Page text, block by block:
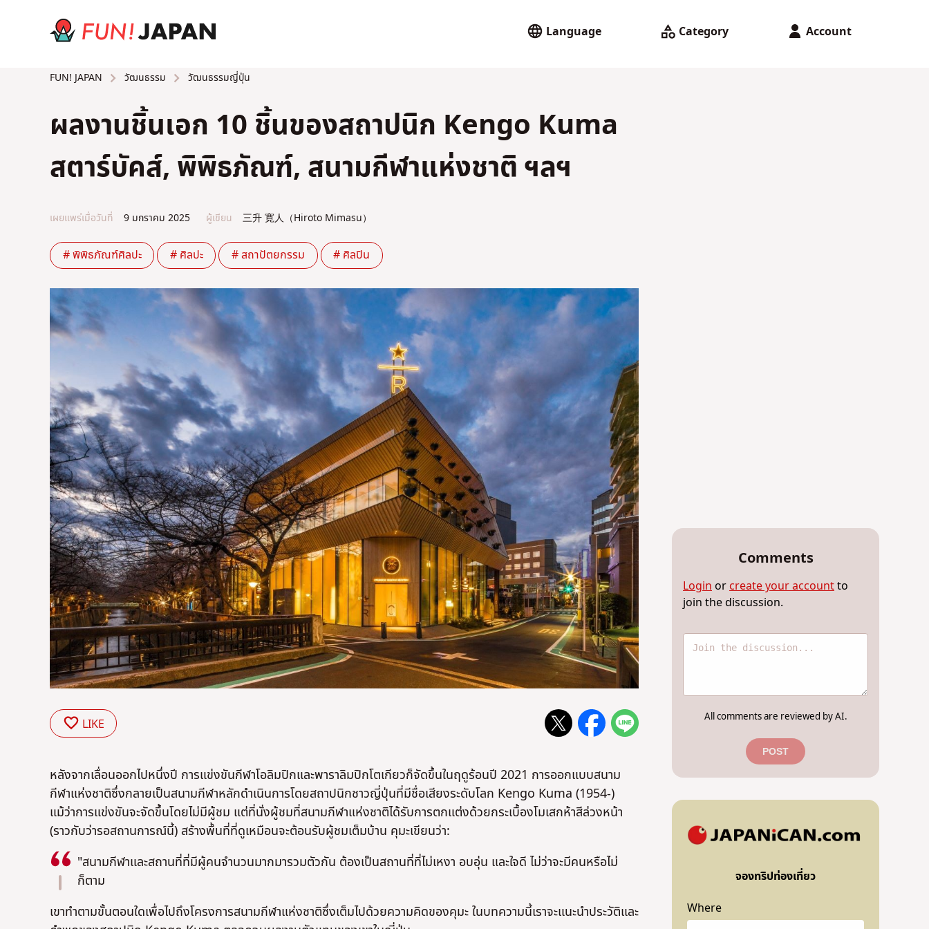
Language Category Account
FUN! JAPAN วัฒนธรรม วัฒนธรรมญี่ปุ่น
ผลงานชิ้นเอก 10 ชิ้นของสถาปนิก Kengo Kuma
สตาร์บัคส์, พิพิธภัณฑ์, สนามกีฬาแห่งชาติ ฯลฯ
เผยแพร่เมื่อวันที่ 9 มกราคม 2025 ผู้เขียน 三升 寛人（Hiroto Mimasu）
# พิพิธภัณฑ์ศิลปะ # ศิลปะ # สถาปัตยกรรม # ศิลปิน
LIKE
หลังจากเลื่อนออกไปหนึ่งปี การแข่งขันกีฬาโอลิมปิกและพาราลิมปิกโตเกียวก็จัดขึ้นในฤดูร้อนปี 2021 การออกแบบสนาม
กีฬาแห่งชาติซึ่งกลายเป็นสนามกีฬาหลักดําเนินการโดยสถาปนิกชาวญี่ปุ่นที่มีชื่อเสียงระดับโลก Kengo Kuma (1954-)
แม้ว่าการแข่งขันจะจัดขึ้นโดยไม่มีผู้ชม แต่ที่นั่งผู้ชมที่สนามกีฬาแห่งชาติได้รับการตกแต่งด้วยกระเบื้องโมเสกห้าสีล่วงหน้า
(ราวกับว่ารอสถานการณ์นี้) สร้างพื้นที่ที่ดูเหมือนจะต้อนรับผู้ชมเต็มบ้าน คุมะเขียนว่า:
"สนามกีฬาและสถานที่ที่มีผู้คนจํานวนมากมารวมตัวกัน ต้องเป็นสถานที่ที่ไม่เหงา อบอุ่น และใจดี ไม่ว่าจะมีคนหรือไม่
ก็ตาม
เขาทําตามขั้นตอนใดเพื่อไปถึงโครงการสนามกีฬาแห่งชาติซึ่งเต็มไปด้วยความคิดของคุมะ ในบทความนี้เราจะแนะนําประวัติและ
Comments
Login or create your accountto
join the discussion.
All comments are reviewed by AI.
POST
จองทริปท่องเที่ยว
Where